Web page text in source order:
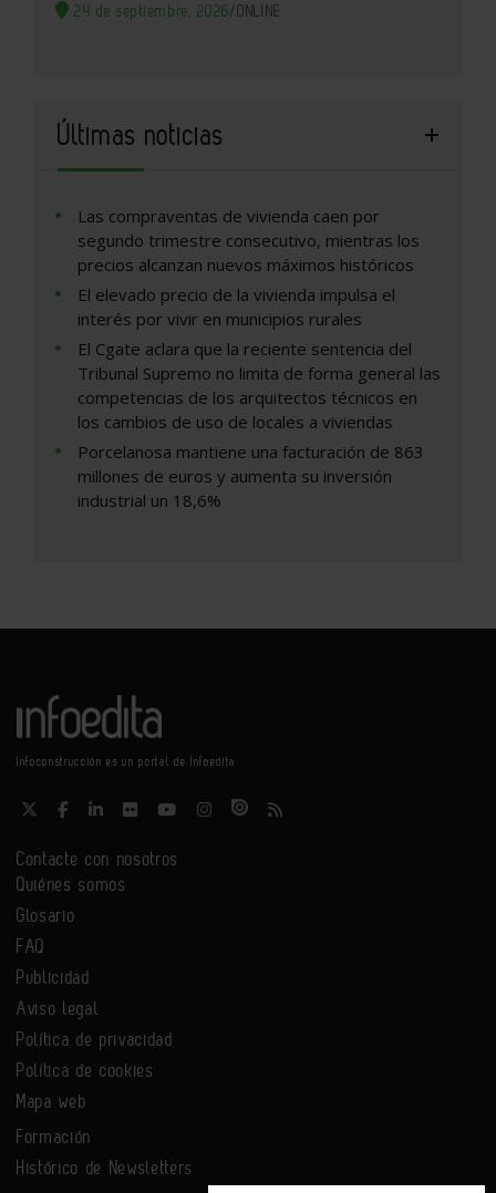
24 de septiembre, 2026/ONLINE
Últimas noticias
Las compraventas de vivienda caen por
segundo trimestre consecutivo, mientras los
precios alcanzan nuevos máximos históricos
El elevado precio de la vivienda impulsa el
interés por vivir en municipios rurales
El Cgate aclara que la reciente sentencia del
Tribunal Supremo no limita de forma general las
competencias de los arquitectos técnicos en
los cambios de uso de locales a viviendas
Porcelanosa mantiene una facturación de 863
millones de euros y aumenta su inversión
industrial un 18,6%
Infoconstrucción es un portal de Infoedita
Contacte con nosotros
Quiénes somos
Glosario
FAQ
Publicidad
Aviso legal
Política de privacidad
Política de cookies
Mapa web
Formación
Histórico de Newsletters